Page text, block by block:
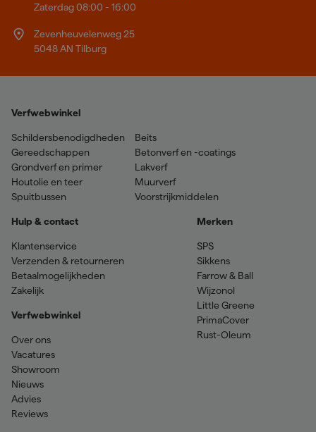
Zaterdag 08:00 - 16:00
Zevenheuvelenweg 25
5048 AN Tilburg
Verfwebwinkel
Schildersbenodigdheden
Gereedschappen
Grondverf en primer
Houtolie en teer
Spuitbussen
Beits
Betonverf en -coatings
Lakverf
Muurverf
Voorstrijkmiddelen
Hulp & contact
Klantenservice
Verzenden & retourneren
Betaalmogelijkheden
Zakelijk
Verfwebwinkel
Over ons
Vacatures
Showroom
Nieuws
Advies
Reviews
Merken
SPS
Sikkens
Farrow & Ball
Wijzonol
Little Greene
PrimaCover
Rust-Oleum